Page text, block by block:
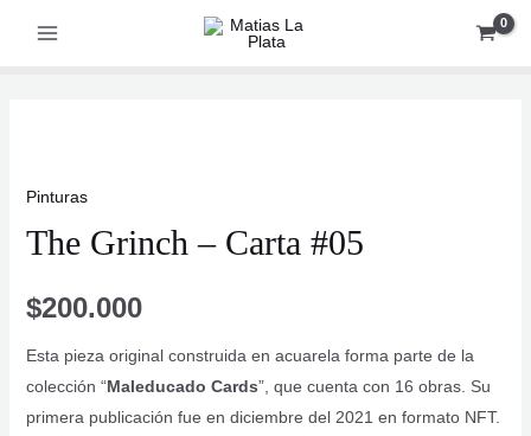
Pinturas
The Grinch – Carta #05
$200.000
Esta pieza original construida en acuarela forma parte de la
colección “Maleducado Cards”, que cuenta con 16 obras. Su
primera publicación fue en diciembre del 2021 en formato NFT.